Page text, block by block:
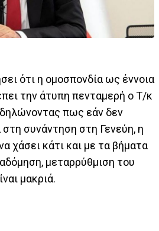
ότι η ομοσπονδία ως έννοια
την άτυπη πενταμερή ο Τ/κ
πως εάν δεν
συνάντηση στη Γενεύη, η
χάσει κάτι και με τα βήματα
μεταρρύθμιση του
μακριά.